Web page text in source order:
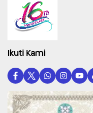
Ikuti Kami